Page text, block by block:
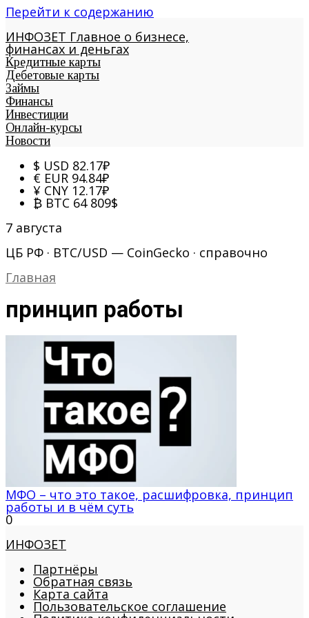
Перейти к содержанию
ИНФОЗЕТ Главное о бизнесе,
финансах и деньгах
Кредитные карты
Дебетовые карты
Займы
Финансы
Инвестиции
Онлайн-курсы
Новости
$ USD 82.17₽
€ EUR 94.84₽
¥ CNY 12.17₽
₿ BTC 64 809$
7 августа
ЦБ РФ · BTC/USD — CoinGecko · справочно
Главная
принцип работы
МФО – что это такое, расшифровка, принцип
работы и в чём суть
0
ИНФОЗЕТ
Партнёры
Обратная связь
Карта сайта
Пользовательское соглашение